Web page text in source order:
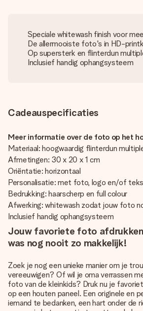
Speciale whitewash finish voor
De allermooiste foto's in HD-
Op supersterk en flinterdun
Inclusief handig ophangsysteem
Cadeauspecificaties
Meer informatie over de foto op het
Materiaal: hoogwaardig flinterdun
Afmetingen: 30 x 20 x 1 cm
Oriëntatie: horizontaal
Personalisatie: met foto, logo en/of
Bedrukking: haarscherp en full colour
Afwerking: whitewash zodat jouw foto
Inclusief handig ophangsysteem
Jouw favoriete foto
was nog nooit zo makkelijk!
Zoek je nog een unieke manier om je
vereeuwigen? Of wil je oma verrassen
foto van de kleinkids? Druk nu je
op een houten paneel. Een originele en
iemand te bedanken, een hart onder de